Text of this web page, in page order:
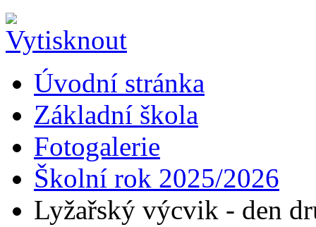
Úvodní stránka
Základní škola
Fotogalerie
Školní rok 2025/2026
Lyžařský výcvik - den